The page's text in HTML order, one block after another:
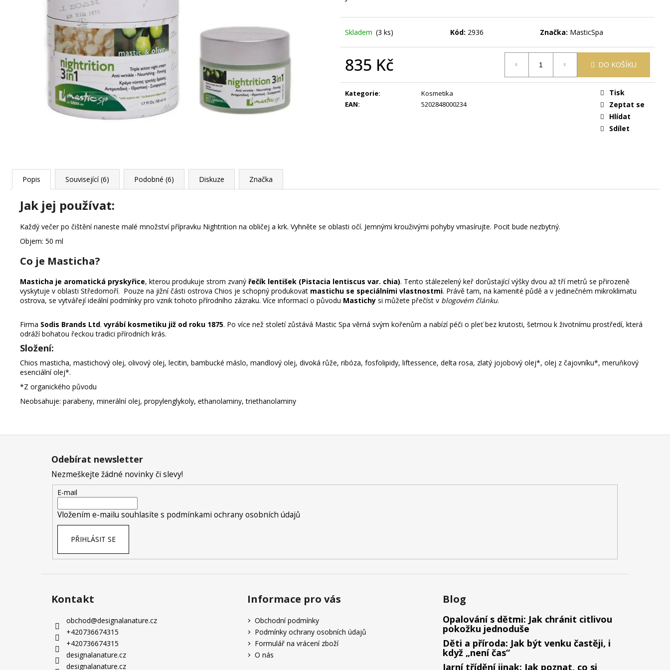
Skladem (3 ks) Kód: 2936 Značka: MasticSpa
835 Kč DO KOŠÍKU
Kategorie:
Kosmetika
EAN: 5202848000234
Tisk
Zeptat se
Hlídat
Sdílet
Popis Související (6) Podobné (6) Diskuze Značka
Jak jej používat:
Každý večer po čištění naneste malé množství přípravku Nightrition na obličej a krk. Vyhněte se oblasti očí. Jemnými krouživými pohyby vmasírujte. Pocit bude nezbytný.
Objem: 50 ml
Co je Masticha?
Masticha je aromatická pryskyřice, kterou produkuje strom zvaný řečík lentišek (Pistacia lentiscus var. chia). Tento stálezelený keř dorůstající výšky dvou až tří metrů se přirozeně
vyskytuje v oblasti Středomoří. Pouze na jižní části ostrova Chios je schopný produkovat mastichu se speciálními vlastnostmi. Právě tam, na kamenité půdě a v jedinečném mikroklimatu
ostrova, se vytvářejí ideální podmínky pro vznik tohoto přírodního zázraku. Více informací o původu Mastichy si můžete přečíst v blogovém článku.
Firma Sodis Brands Ltd. vyrábí kosmetiku již od roku 1875. Po více než století zůstává Mastic Spa věrná svým kořenům a nabízí péči o pleť bez krutosti, šetrnou k životnímu prostředí, která
odráží bohatou řeckou tradici přírodních krás.
Složení:
Chios masticha, mastichový olej, olivový olej, lecitin, bambucké máslo, mandlový olej, divoká růže, ribóza, fosfolipidy, liftessence, delta rosa, zlatý jojobový olej*, olej z čajovníku*, meruňkový
esenciální olej*.
*Z organického původu
Neobsahuje: parabeny, minerální olej, propylenglykoly, ethanolaminy, triethanolaminy
299 Kč
395 Kč
Z
Odebírat newsletter
Nezmeškejte žádné novinky či slevy!
E-mail
Vložením e-mailu souhlasíte s podmínkami ochrany osobních údajů
PŘIHLÁSIT SE
Kontakt
obchod@designalanature.cz
+420736674315
+420736674315
designalanature.cz
designalanature.cz
Informace pro vás
Obchodní podmínky
Podmínky ochrany osobních údajů
Formulář na vrácení zboží
O nás
Blog
Opalování s dětmi: Jak chránit citlivou
pokožku jednoduše
Děti a příroda: Jak být venku častěji, i
když „není čas“
Jarní třídění jinak: Jak poznat, co si